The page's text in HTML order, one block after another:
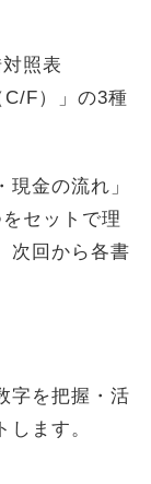
照表
C/F）」の3種
金の流れ」
セットで理
次回から各書
字を把握・活
ます。